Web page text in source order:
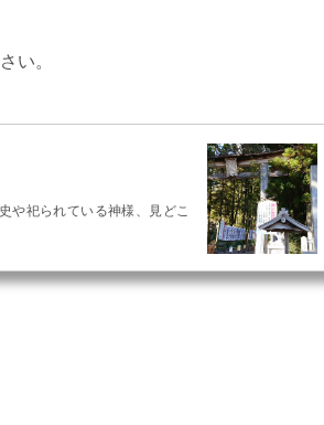
い。
や祀られている神様、見どこ